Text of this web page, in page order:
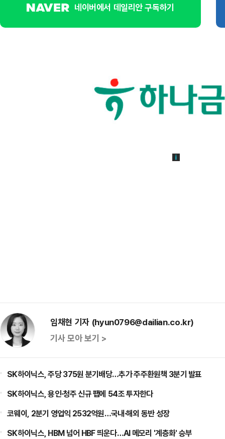
네이버에서 데일리안 구독하기
임채현 기자 (hyun0796@dailian.co.kr)
기사 모아 보기 >
SK하이닉스, 주당 375원 분기배당…추가 주주환원책 3분기 발표
SK하이닉스, 용인·청주 신규 팹에 54조 투자한다
코웨이, 2분기 영업익 2532억원…국내·해외 동반 성장
SK하이닉스, HBM 넘어 HBF 띄운다…AI 메모리 '계층화' 승부